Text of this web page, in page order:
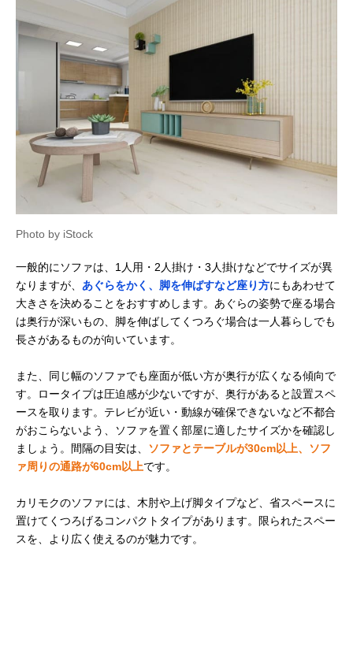
Photo by iStock
一般的にソファは、1人用・2人掛け・3人掛けなどでサイズが異
なりますが、 あぐらをかく、脚を伸ばすなど座り方にもあわせて
大きさを決めることをおすすめします。あぐらの姿勢で座る場合
は奥行が深いもの、脚を伸ばしてくつろぐ場合は一人暮らしでも
長さがあるものが向いています。
また、同じ幅のソファでも座面が低い方が奥行が広くなる傾向で
す。ロータイプは圧迫感が少ないですが、奥行があると設置スペ
ースを取ります。テレビが近い・動線が確保できないなど不都合
がおこらないよう、ソファを置く部屋に適したサイズかを確認し
ましょう。間隔の目安は、
ソファとテーブルが30cm以上、ソフ
ァ周りの通路が60cm以上です。
カリモクのソファには、木肘や上げ脚タイプなど、省スペースに
置けてくつろげるコンパクトタイプがあります。限られたスペー
スを、より広く使えるのが魅力です。